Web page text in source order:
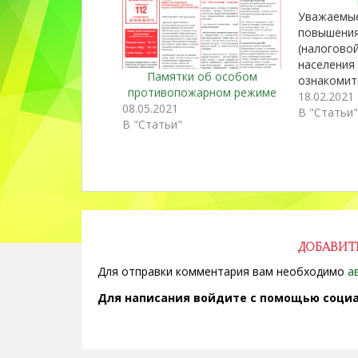
Памятки об особом
противопожарном режиме
08.05.2021
В "Статьи"
ИПЛьготы
18.02.2021
В "Статьи"
Для отправки комментария вам необходимо
Для написания войдите с помощью